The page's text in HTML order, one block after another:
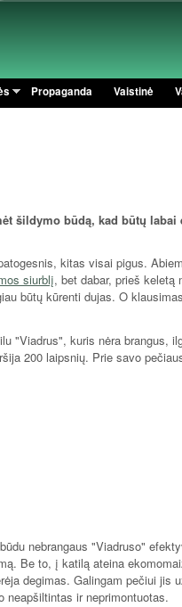
turinį
Propaganda Vaistinė
šildymo būdą, kad būtų labai
kitas visai pigus.
siurblį, bet dabar, prieš keletą
būtų kūrenti dujas. O
"Viadrus", kuris nėra brangus,
200 laipsnių. Prie savo
nebrangaus "Viadruso"
Be to, į katilą ateina
degimas. Galingam pečiui jis
ir neprimontuotas.